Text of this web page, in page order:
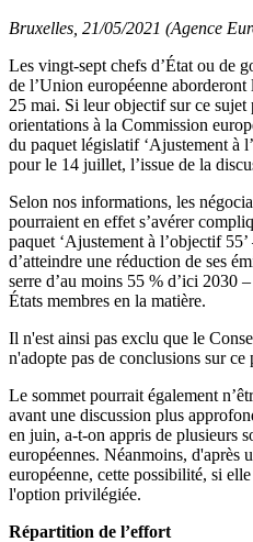
Bruxelles, 21/05/2021 (Agence
Les vingt-sept chefs d’État ou de
de l’Union européenne
25 mai. Si leur objectif sur ce
orientations à la Commission
du paquet législatif ‘Ajustement à
pour le 14 juillet, l’issue de la
Selon nos informations, les
pourraient en effet s’avérer
paquet ‘Ajustement à l’objectif
d’atteindre une réduction de ses
serre d’au moins 55 % d’ici 2030
États membres en la matière.
Il n'est ainsi pas exclu que le
n'adopte pas de conclusions sur ce
Le sommet pourrait également
avant une discussion plus
en juin, a-t-on appris de plusieurs
européennes. Néanmoins, d'après
européenne, cette possibilité, si
l'option privilégiée.
Répartition de l’effort